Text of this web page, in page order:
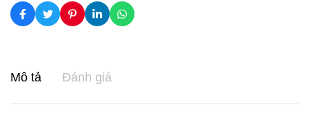
Mô tả Đánh giá